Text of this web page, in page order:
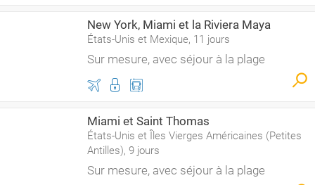
New York, Miami et la Riviera Maya
États-Unis et Mexique, 11 jours
Sur mesure, avec séjour à la plage
Miami et Saint Thomas
États-Unis et Îles Vierges Américaines (Petites
Antilles), 9 jours
Sur mesure, avec séjour à la plage